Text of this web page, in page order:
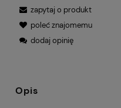
zapytaj o produkt
poleć znajomemu
dodaj opinię
Opis